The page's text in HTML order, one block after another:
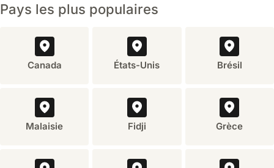
Pays les plus populaires
Canada États-Unis Brésil
Malaisie Fidji Grèce